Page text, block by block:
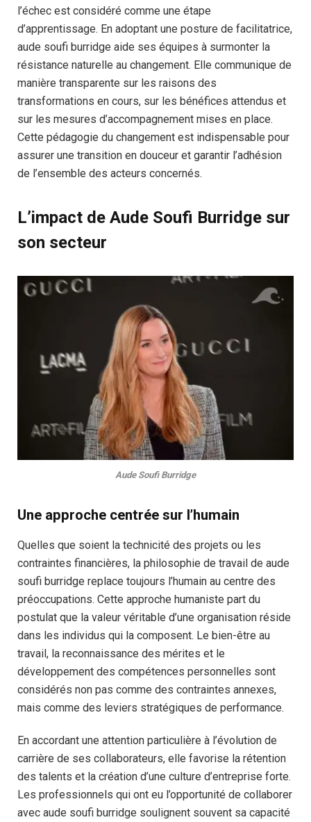
l’échec est considéré comme une étape
d’apprentissage. En adoptant une posture de facilitatrice,
aude soufi burridge aide ses équipes à surmonter la
résistance naturelle au changement. Elle communique de
manière transparente sur les raisons des
transformations en cours, sur les bénéfices attendus et
sur les mesures d’accompagnement mises en place.
Cette pédagogie du changement est indispensable pour
assurer une transition en douceur et garantir l’adhésion
de l’ensemble des acteurs concernés.
L’impact de Aude Soufi Burridge sur
son secteur
Aude Soufi Burridge
Une approche centrée sur l’humain
Quelles que soient la technicité des projets ou les
contraintes financières, la philosophie de travail de aude
soufi burridge replace toujours l’humain au centre des
préoccupations. Cette approche humaniste part du
postulat que la valeur véritable d’une organisation réside
dans les individus qui la composent. Le bien-être au
travail, la reconnaissance des mérites et le
développement des compétences personnelles sont
considérés non pas comme des contraintes annexes,
mais comme des leviers stratégiques de performance.
En accordant une attention particulière à l’évolution de
carrière de ses collaborateurs, elle favorise la rétention
des talents et la création d’une culture d’entreprise forte.
Les professionnels qui ont eu l’opportunité de collaborer
avec aude soufi burridge soulignent souvent sa capacité